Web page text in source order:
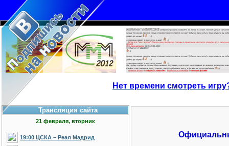
Нет времени смотреть
Трансляция сайта
21 февраля, вторник
19:00 ЦСКА – Реал Мадрид